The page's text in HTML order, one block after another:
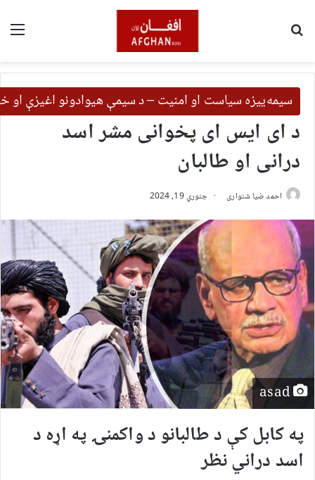
سیمه‌ییزه سیاست او امنیت – د سیمې هیوادونو اغیزې او
د ای ایس ای پخوانی مشر اسد
درانی او طالبان
احمد ضیا شنواری جنوري 19, 2024
asad
په کابل کې د طالبانو د واکمنۍ په اړه د
اسد دراني نظر